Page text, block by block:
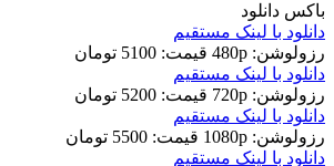
باکس دانلود
دانلود با لينک مستقيم
رزولوشن: 480p
قيمت: 5100 تومان
دانلود با لينک مستقيم
رزولوشن: 720p
قيمت: 5200 تومان
دانلود با لينک مستقيم
رزولوشن: 1080p
قيمت: 5500 تومان
دانلود با لينک مستقيم